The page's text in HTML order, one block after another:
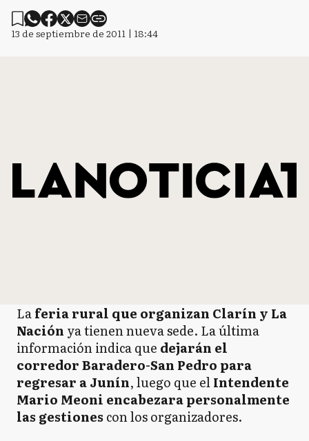
13 de septiembre de 2011 | 18:44
Laferia rural que organizan Clarín y La
Nación ya tienen nueva sede. La última
información indica que dejarán el
corredor Baradero-San Pedro para
regresar a Junín, luego que elIntendente
Mario Meoni encabezara personalmente
las gestiones con los organizadores.